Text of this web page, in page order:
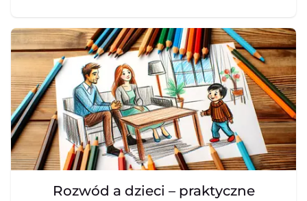
Rozwód a dzieci – praktyczne